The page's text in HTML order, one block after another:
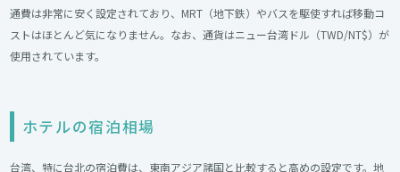
通費は非常に安く設定されており、MRT（地下鉄）やバスを駆使すれば移動コ
ストはほとんど気になりません。なお、通貨はニュー台湾ドル（TWD/NT$）が
使用されています。
ホテルの宿泊相場
台湾、特に台北の宿泊費は、東南アジア諸国と比較すると高めの設定です。地